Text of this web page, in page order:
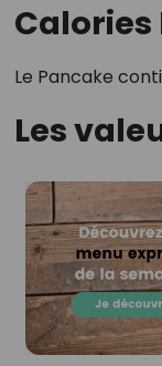
Calories
Le Pancake
Les